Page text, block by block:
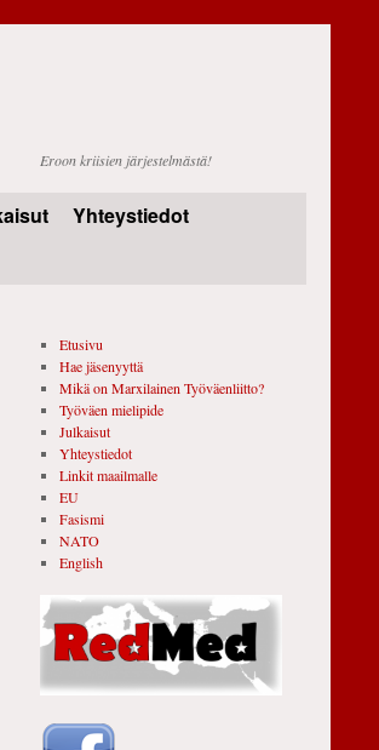
Eroon kriisien järjestelmästä!
Yhteystiedot
Etusivu
Hae jäsenyyttä
Mikä on Marxilainen Työväenliitto?
Työväen mielipide
Julkaisut
Yhteystiedot
Linkit maailmalle
EU
Fasismi
NATO
English